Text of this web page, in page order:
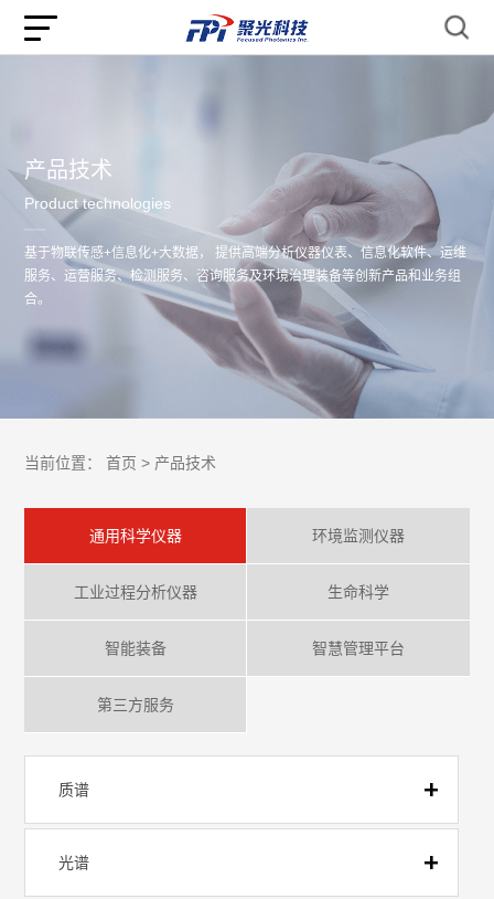
产品技术
Product technologies
基于物联传感+信息化+大数据， 提供高端分析仪器仪表、信息化软件、运维
服务、运营服务、检测服务、咨询服务及环境治理装备等创新产品和业务组
合。
当前位置： 首页 > 产品技术
通用科学仪器 环境监测仪器
工业过程分析仪器 生命科学
智能装备 智慧管理平台
第三方服务
质谱
光谱